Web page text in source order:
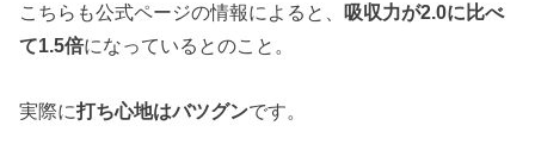
こちらも公式ページの情報によると、 吸収力が2.0に比べ
て1.5倍になっているとのこと。
実際に打ち心地はバツグンです。